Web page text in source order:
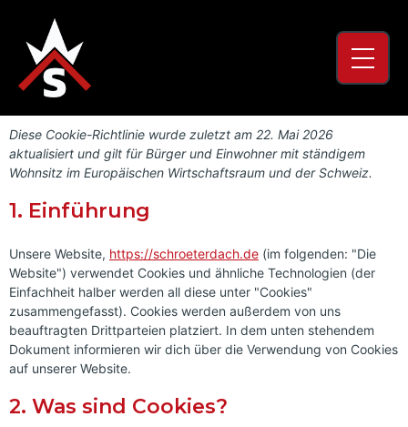
Diese Cookie-Richtlinie wurde zuletzt am 22. Mai 2026
aktualisiert und gilt für Bürger und Einwohner mit ständigem
Wohnsitz im Europäischen Wirtschaftsraum und der Schweiz.
1. Einführung
Unsere Website, https://schroeterdach.de (im folgenden: "Die
Website") verwendet Cookies und ähnliche Technologien (der
Einfachheit halber werden all diese unter "Cookies"
zusammengefasst). Cookies werden außerdem von uns
beauftragten Drittparteien platziert. In dem unten stehendem
Dokument informieren wir dich über die Verwendung von Cookies
auf unserer Website.
2. Was sind Cookies?